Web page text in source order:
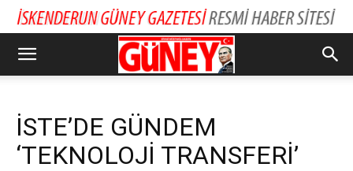
İSTE’DE GÜNDEM
‘TEKNOLOJİ TRANSFERİ’